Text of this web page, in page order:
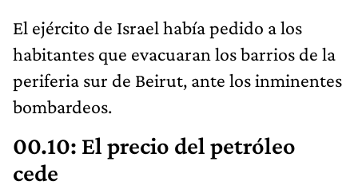
El ejército de Israel había pedido a los
habitantes que evacuaran los barrios de la
periferia sur de Beirut, ante los inminentes
bombardeos.
00.10: El precio del petróleo
cede